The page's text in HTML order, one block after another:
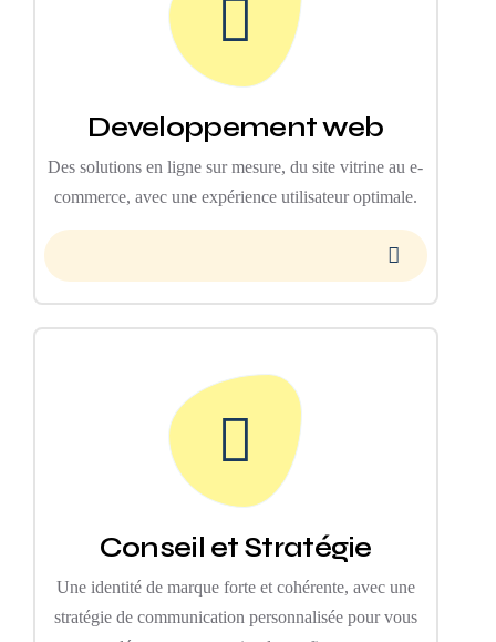
Developpement web
Des solutions en ligne sur mesure, du site vitrine au e-
commerce, avec une expérience utilisateur optimale.
Conseil et Stratégie
Une identité de marque forte et cohérente, avec une
stratégie de communication personnalisée pour vous